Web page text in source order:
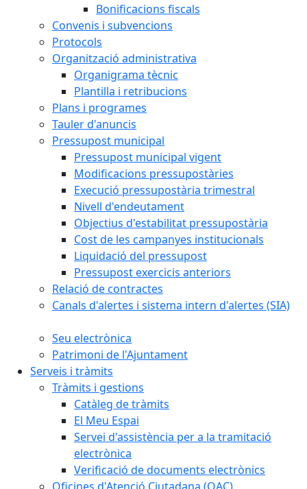
Bonificacions fiscals
Convenis i subvencions
Protocols
Organització administrativa
Organigrama tècnic
Plantilla i retribucions
Plans i programes
Tauler d'anuncis
Pressupost municipal
Pressupost municipal vigent
Modificacions pressupostàries
Execució pressupostària trimestral
Nivell d'endeutament
Objectius d'estabilitat pressupostària
Cost de les campanyes institucionals
Liquidació del pressupost
Pressupost exercicis anteriors
Relació de contractes
Canals d'alertes i sistema intern d'alertes (SIA)
Seu electrònica
Patrimoni de l'Ajuntament
Serveis i tràmits
Tràmits i gestions
Catàleg de tràmits
El Meu Espai
Servei d'assistència per a la tramitació
electrònica
Verificació de documents electrònics